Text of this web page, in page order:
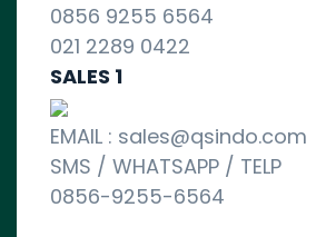
0856 9255 6564
021 2289 0422
SALES 1
EMAIL : sales@qsindo.com
SMS / WHATSAPP / TELP
0856-9255-6564